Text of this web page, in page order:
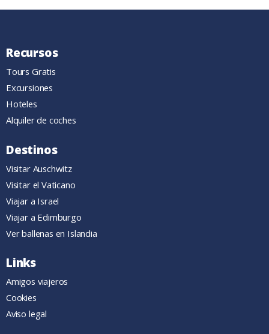
Recursos
Tours Gratis
Excursiones
Hoteles
Alquiler de coches
Destinos
Visitar Auschwitz
Visitar el Vaticano
Viajar a Israel
Viajar a Edimburgo
Ver ballenas en Islandia
Links
Amigos viajeros
Cookies
Aviso legal